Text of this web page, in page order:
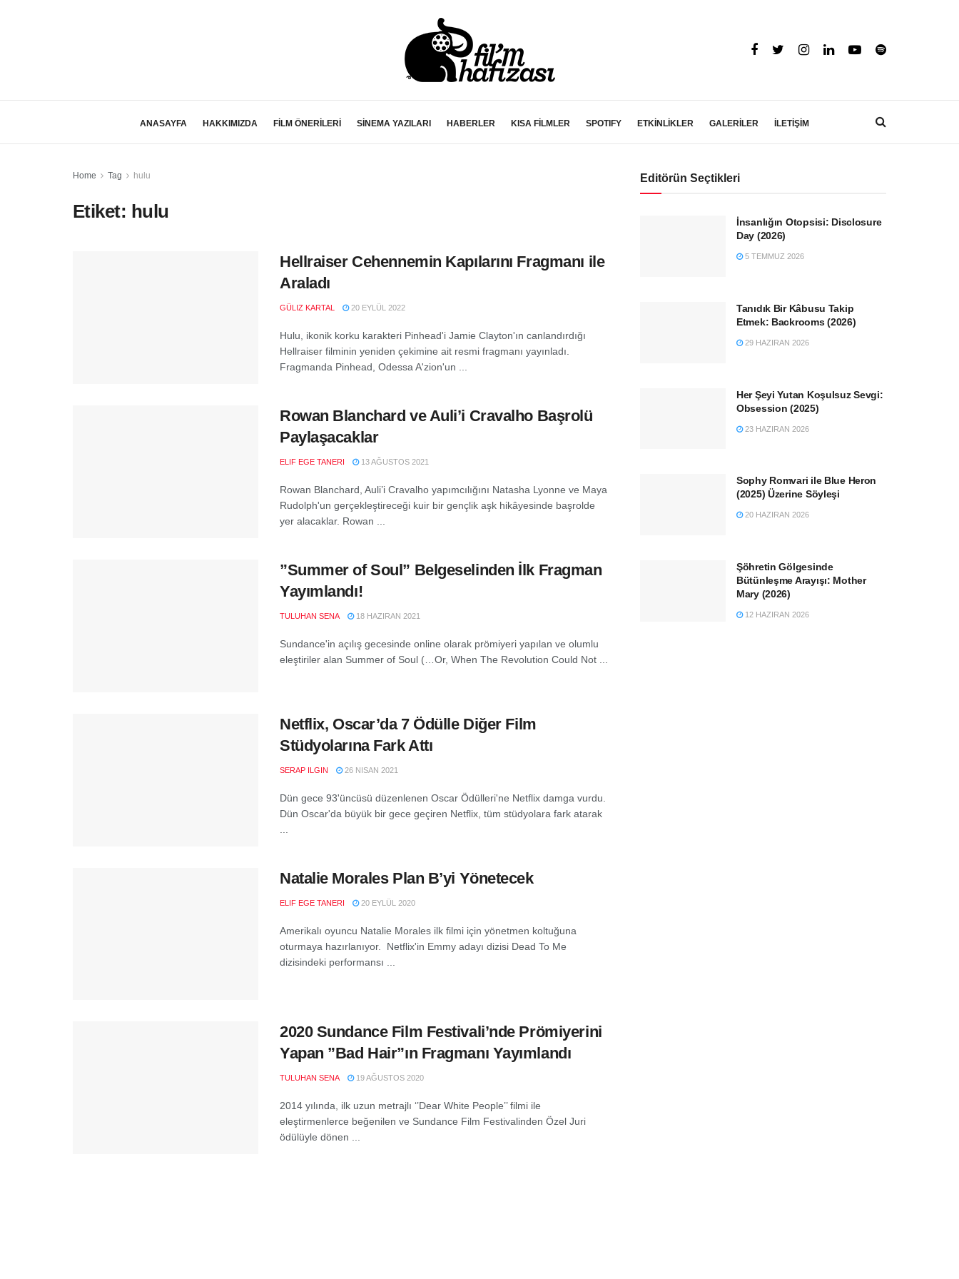
ANASAYFA HAKKIMIZDA FİLM ÖNERİLERİ SİNEMA YAZILARI HABERLER KISA FİLMLER SPOTIFY ETKİNLİKLER GALERİLER İLETİŞİM
Home Tag hulu
Etiket: hulu
Hellraiser Cehennemin Kapılarını Fragmanı ile
Araladı
GÜLIZ KARTAL 20 EYLÜL 2022
Hulu, ikonik korku karakteri Pinhead'i Jamie Clayton'ın canlandırdığı
Hellraiser filminin yeniden çekimine ait resmi fragmanı yayınladı.
Fragmanda Pinhead, Odessa A'zion'un ...
Rowan Blanchard ve Auli’i Cravalho Başrolü
Paylaşacaklar
ELIF EGE TANERI 13 AĞUSTOS 2021
Rowan Blanchard, Auli’i Cravalho yapımcılığını Natasha Lyonne ve Maya
Rudolph'un gerçekleştireceği kuir bir gençlik aşk hikâyesinde başrolde
yer alacaklar. Rowan ...
”Summer of Soul” Belgeselinden İlk Fragman
Yayımlandı!
TULUHAN SENA 18 HAZIRAN 2021
Sundance'in açılış gecesinde online olarak prömiyeri yapılan ve olumlu
eleştiriler alan Summer of Soul (…Or, When The Revolution Could Not ...
Netflix, Oscar’da 7 Ödülle Diğer Film
Stüdyolarına Fark Attı
SERAP ILGIN 26 NISAN 2021
Dün gece 93'üncüsü düzenlenen Oscar Ödülleri'ne Netflix damga vurdu.
Dün Oscar'da büyük bir gece geçiren Netflix, tüm stüdyolara fark atarak
Natalie Morales Plan B’yi Yönetecek
ELIF EGE TANERI 20 EYLÜL 2020
Amerikalı oyuncu Natalie Morales ilk filmi için yönetmen koltuğuna
oturmaya hazırlanıyor. Netflix'in Emmy adayı dizisi Dead To Me
dizisindeki performansı ...
2020 Sundance Film Festivali’nde Prömiyerini
Yapan ”Bad Hair”ın Fragmanı Yayımlandı
TULUHAN SENA 19 AĞUSTOS 2020
2014 yılında, ilk uzun metrajlı ‘’Dear White People’’ filmi ile
eleştirmenlerce beğenilen ve Sundance Film Festivalinden Özel Juri
ödülüyle dönen ...
Editörün Seçtikleri
İnsanlığın Otopsisi: Disclosure
Day (2026)
5 TEMMUZ 2026
Tanıdık Bir Kâbusu Takip
Etmek: Backrooms (2026)
29 HAZIRAN 2026
Her Şeyi Yutan Koşulsuz Sevgi:
Obsession (2025)
23 HAZIRAN 2026
Sophy Romvari ile Blue Heron
(2025) Üzerine Söyleşi
20 HAZIRAN 2026
Şöhretin Gölgesinde
Bütünleşme Arayışı: Mother
Mary (2026)
12 HAZIRAN 2026